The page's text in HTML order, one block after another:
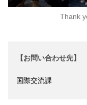
Thank
【お問い合わせ先】
国際交流課